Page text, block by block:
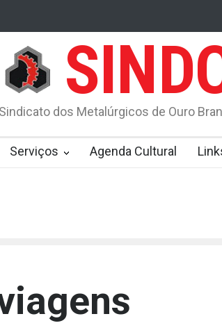
Consulte no site do Banco Central - Sistema
INSS INSS: veja as principais mudanças
para sindicatos
Sindicato dos Metalúrgicos de Ouro
Serviços Agenda Cultural